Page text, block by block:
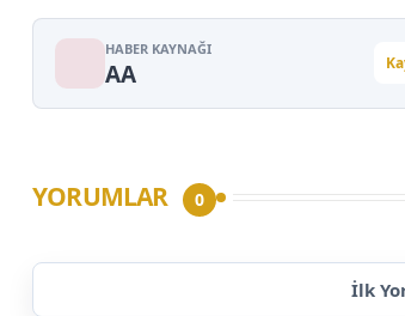
HABER KAYNAĞI
AA
YORUMLAR 0
İlk